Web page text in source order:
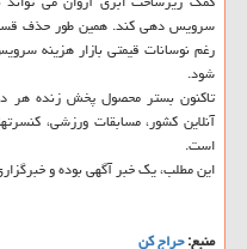
سرویس دهی کند. همین طور حذف
رغم نوسانات قیمتی بازار هزینه
شود.
تاکنون بستر محصول پخش زنده هر
آنلاین کشور، مسابقات ورزشی،
است.
این مطلب، یک خبر آگهی بوده و
منبع:حراج كن